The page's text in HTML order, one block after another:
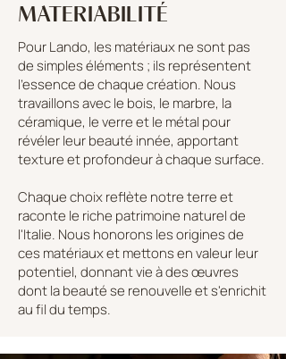
MATERIABILITÉ
Pour Lando, les matériaux ne sont pas
de simples éléments ; ils représentent
l'essence de chaque création. Nous
travaillons avec le bois, le marbre, la
céramique, le verre et le métal pour
révéler leur beauté innée, apportant
texture et profondeur à chaque surface.
Chaque choix reflète notre terre et
raconte le riche patrimoine naturel de
l'Italie. Nous honorons les origines de
ces matériaux et mettons en valeur leur
potentiel, donnant vie à des œuvres
dont la beauté se renouvelle et s'enrichit
au fil du temps.